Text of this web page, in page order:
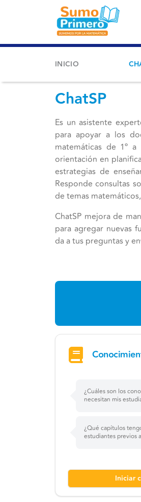
INICIO
ChatSP
Es un asistente
para apoyar a los
matemáticas de 1º
orientación en
estrategias de
Responde consultas
de temas
ChatSP mejora de
para agregar nuevas
da a tus preguntas y
¿Cuáles son los
necesitan mis
¿Qué capítulos
estudiantes previos
Iniciar